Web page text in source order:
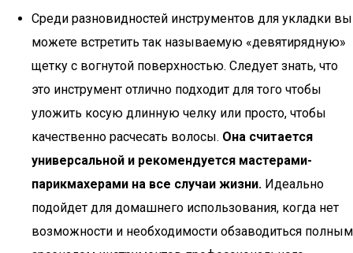
Среди разновидностей инструментов для укладки вы
можете встретить так называемую «девятирядную»
щетку с вогнутой поверхностью. Следует знать, что
это инструмент отлично подходит для того чтобы
уложить косую длинную челку или просто, чтобы
качественно расчесать волосы. Она считается
универсальной и рекомендуется мастерами-
парикмахерами на все случаи жизни. Идеально
подойдет для домашнего использования, когда нет
возможности и необходимости обзаводиться полным